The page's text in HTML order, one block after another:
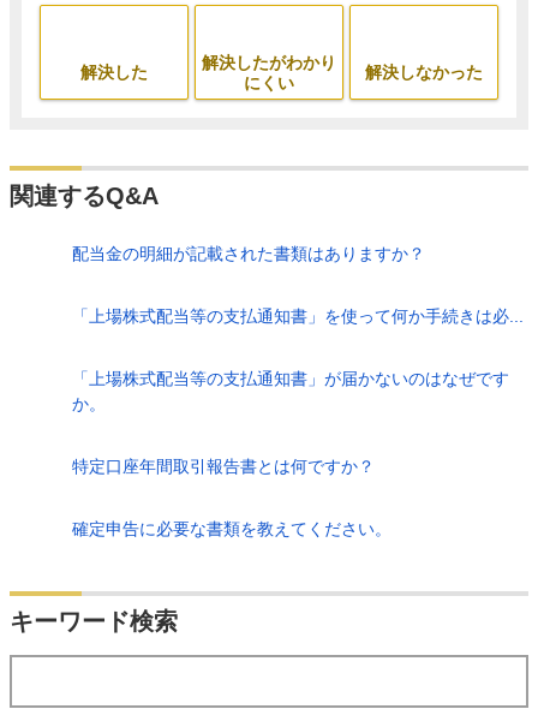
解決した
解決したがわかり
にくい
解決しなかった
関連するQ&A
配当金の明細が記載された書類はありますか？
「上場株式配当等の支払通知書」を使って何か手続きは必...
「上場株式配当等の支払通知書」が届かないのはなぜです
か。
特定口座年間取引報告書とは何ですか？
確定申告に必要な書類を教えてください。
キーワード検索